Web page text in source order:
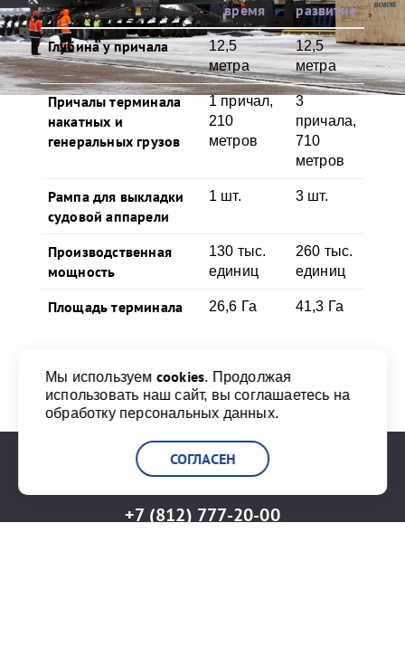
время
развитие
Глубина у причала
12,5
метра
12,5
метра
Причалы терминала
накатных и
генеральных грузов
1 причал,
210
метров
3
причала,
710
метров
Рампа для выкладки
судовой аппарели
1 шт. 3 шт.
Производственная
мощность
130 тыс.
единиц
260 тыс.
единиц
Площадь терминала 26,6 Га 41,3 Га
+7 (812) 777-20-00
Мы используем cookies. Продолжая
использовать наш сайт, вы соглашаетесь на
обработку персональных данных.
СОГЛАСЕН